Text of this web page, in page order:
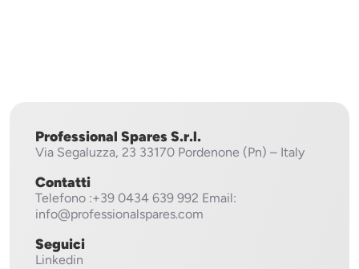
Professional Spares S.r.l.
Via Segaluzza, 23 33170 Pordenone (Pn) – Italy
Contatti
Telefono :+39 0434 639 992 Email:
info@professionalspares.com
Seguici
Linkedin